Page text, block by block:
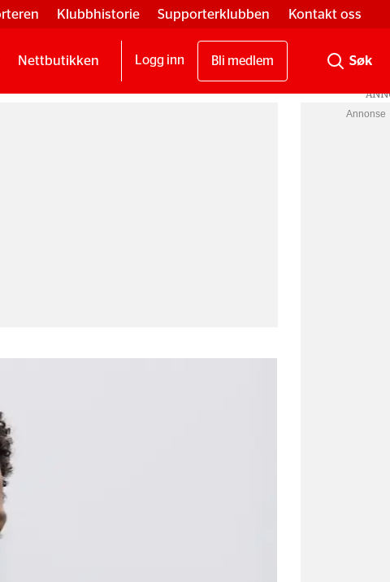
Klubbhistorie Supporterklubben Kontakt oss
Nettbutikken Logg inn Bli medlem
Annonse